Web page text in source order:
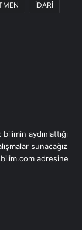
İDARİ
aydınlattığı
sunacağız
adresine